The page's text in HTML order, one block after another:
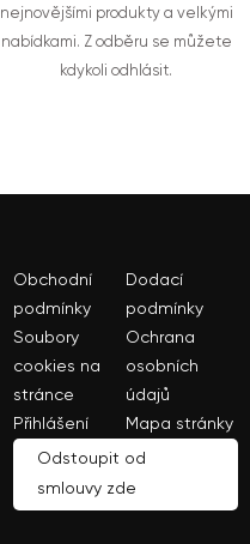
nejnovějšími produkty a velkými
nabídkami. Z odběru se můžete
kdykoli odhlásit.
Obchodní
podmínky
Dodací
podmínky
Soubory
cookies na
stránce
Ochrana
osobních
údajů
Přihlášení
Mapa stránky
Odstoupit od
smlouvy zde